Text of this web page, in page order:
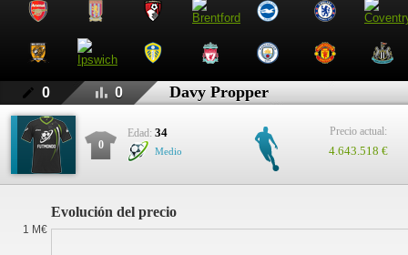
0 0 Davy Propper
0
Edad: 34
Medio
Precio actual:
4.643.518 €
Evolución del precio
1 M€